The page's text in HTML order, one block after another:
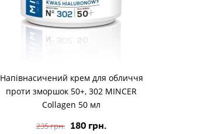
Напівнасичений крем для обличчя
проти зморшок 50+, 302 MINCER
Collagen 50 мл
235 грн. 180 грн.